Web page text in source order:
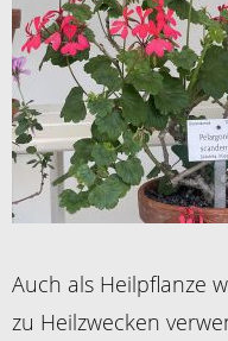
Auch als Heilpflanze
zu Heilzwecken